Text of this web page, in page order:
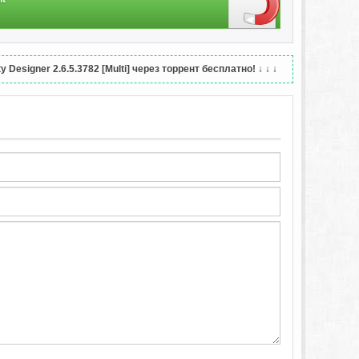
работу в пиксельном режиме. Эта функция позволяет
а также получить реальное представление о том,
одного и того же базового объекта. При редактировании
вариантов символов с рядом обособленных атрибутов
действительно инновационных методов ускорения
объектов — вы можете установить зависимость этих
означает, что вы можете работать в режиме адаптивного
количестве монтажных областей. Вы можете не
управления памятью, поэтому каким бы большим и
или совместной работе.
поддержка всех основных типов изображений и
можете выводить документы непосредственно для
и формате файла. Вы даже можете указывать разные
автоматически генерировать ресурсы Xcode и
2.6.5.3782 [Multi] через торрент бесплатно! ↓ ↓ ↓